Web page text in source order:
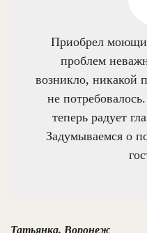
Приобрел
проблем
возникло, никакой
не
теперь радует
Задумываемся о
Татьянка, Воронеж